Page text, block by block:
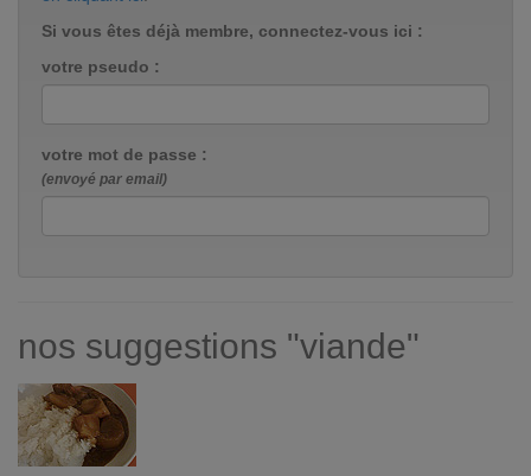
Si vous êtes déjà membre, connectez-vous ici :
votre pseudo :
votre mot de passe :
(envoyé par email)
nos suggestions "viande"